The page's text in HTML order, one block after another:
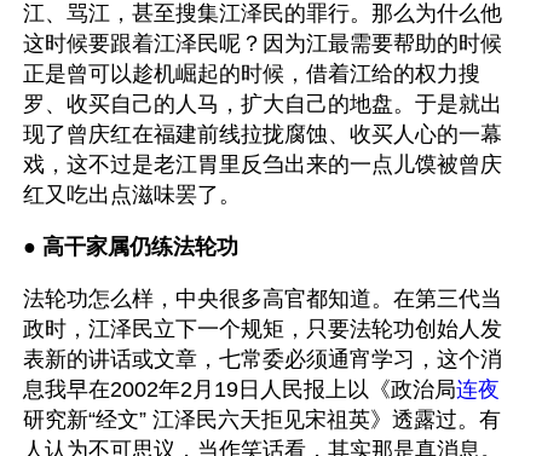
江、骂江，甚至搜集江泽民的罪行。那么为什么他
这时候要跟着江泽民呢？因为江最需要帮助的时候
正是曾可以趁机崛起的时候，借着江给的权力搜
罗、收买自己的人马，扩大自己的地盘。于是就出
现了曾庆红在福建前线拉拢腐蚀、收买人心的一幕
戏，这不过是老江胃里反刍出来的一点儿馍被曾庆
红又吃出点滋味罢了。
● 高干家属仍练法轮功
法轮功怎么样，中央很多高官都知道。在第三代当
政时，江泽民立下一个规矩，只要法轮功创始人发
表新的讲话或文章，七常委必须通宵学习，这个消
息我早在2002年2月19日人民报上以《政治局连夜
研究新“经文” 江泽民六天拒见宋祖英》透露过。有
人认为不可思议，当作笑话看，其实那是真消息。